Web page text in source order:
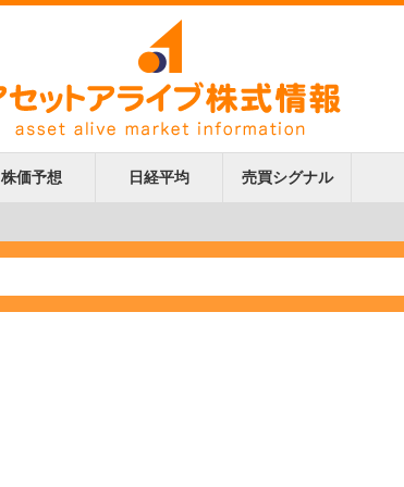
株価予想 日経平均 売買シグナル